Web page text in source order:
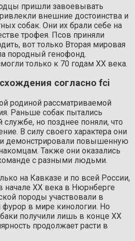
пришли завоевывать
внешние достоинства и
собак. Они их брали себе на
трофея. Псов приняли
вот только Вторая мировая
породный генофонд.
только к 70 годам XX века.
согласно fci
родиной рассматриваемой
Раньше собак пытались
службе, но позднее поняли, что
В силу своего характера они
и демонстрировали повышенную
Также они оказались
с разными людьми.
на Кавказе и по всей России,
XX века в Нюрнберге
породы участвовали в
в мире кинологии. Но
получили лишь в конце XX
продолжает расти в